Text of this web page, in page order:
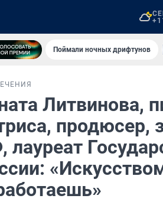
Поймали ночных дрифтунов
Литвинова,
продюсер,
лауреат